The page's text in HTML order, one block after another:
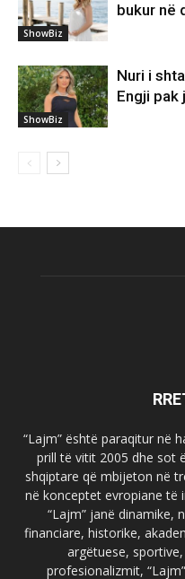
ShowBiz
bukur në
ShowBiz
Nuri i
Engji pak
“Lajm” është paraqitur në
prill të vitit 2005 dhe sot
shqiptare që mbijeton në
në konceptet evropiane të
“Lajm” janë dinamike,
financiare, historike,
argëtuese,
profesionalizmit,